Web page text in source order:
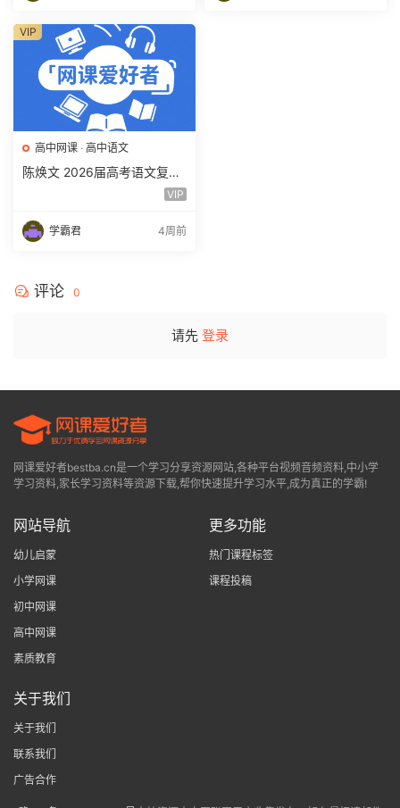
高中网课 · 高中语文
陈焕文 2026届高考语文复习
网课 高三语文 一二三轮视频
VIP
学霸君 4周前
VIP
评论 0
请先 登录
网课爱好者bestba.cn是一个学习分享资源网站,各种平台视频音频资料,中小学
学习资料,家长学习资料等资源下载,帮你快速提升学习水平,成为真正的学霸!
网站导航
幼儿启蒙
小学网课
初中网课
高中网课
素质教育
更多功能
热门课程标签
课程投稿
关于我们
关于我们
联系我们
广告合作